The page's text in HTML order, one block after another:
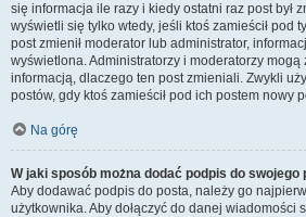
się informacja ile razy i kiedy ostatni raz post był
wyświetli się tylko wtedy, jeśli ktoś zamieścił pod
post zmienił moderator lub administrator,
wyświetlona. Administratorzy i moderatorzy mogą
informacją, dlaczego ten post zmieniali. Zwykli
postów, gdy ktoś zamieścił pod ich postem nowy
Na górę
W jaki sposób można dodać podpis do swojego
Aby dodawać podpis do posta, należy go
użytkownika. Aby dołączyć do danej wiadomości